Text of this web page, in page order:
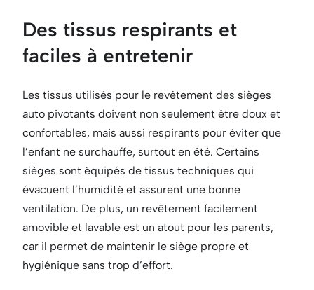
Des tissus respirants et
faciles à entretenir
Les tissus utilisés pour le revêtement des sièges
auto pivotants doivent non seulement être doux et
confortables, mais aussi respirants pour éviter que
l’enfant ne surchauffe, surtout en été. Certains
sièges sont équipés de tissus techniques qui
évacuent l’humidité et assurent une bonne
ventilation. De plus, un revêtement facilement
amovible et lavable est un atout pour les parents,
car il permet de maintenir le siège propre et
hygiénique sans trop d’effort.